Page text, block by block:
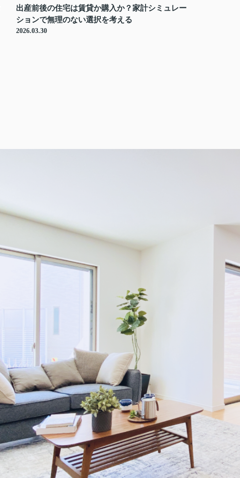
出産前後の住宅は賃貸か購入か？家計シミュレー
ションで無理のない選択を考える
2026.03.30